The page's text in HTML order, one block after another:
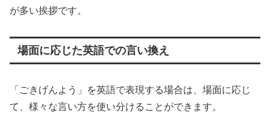
が多い挨拶です。
場面に応じた英語での言い換え
「ごきげんよう」を英語で表現する場合は、場面に応じ
て、様々な言い方を使い分けることができます。